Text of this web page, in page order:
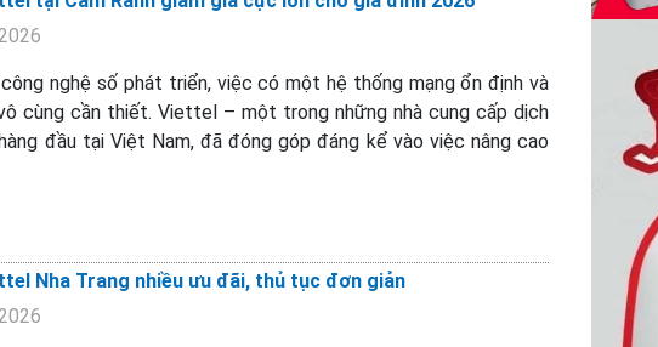
nghệ số phát triển, việc có một hệ thống mạng ổn định và
cùng cần thiết. Viettel – một trong những nhà cung cấp dịch
đầu tại Việt Nam, đã đóng góp đáng kể vào việc nâng cao
Nha Trang nhiều ưu đãi, thủ tục đơn giản